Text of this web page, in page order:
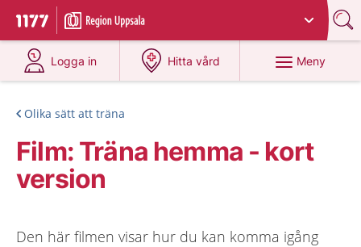
Till startsidan för 1177
Du har valt region
Logga in
på 1177.se
Hitta vård
på 1177.se
Meny
Olika sätt att träna
Film: Träna hemma - kort
version
Den här filmen visar hur du kan komma igång